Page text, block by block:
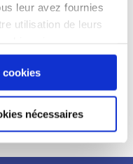
leur avez fournies
utilisation de leurs
nécessaires